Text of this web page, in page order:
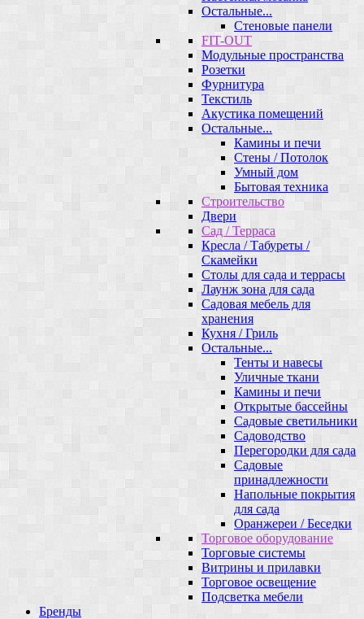
Остальные...
Стеновые панели
FIT-OUT
Модульные пространства
Розетки
Фурнитура
Текстиль
Акустика помещений
Остальные...
Камины и печи
Стены / Потолок
Умный дом
Бытовая техника
Строительство
Двери
Сад / Терраса
Кресла / Табуреты /
Скамейки
Столы для сада и террасы
Лаунж зона для сада
Садовая мебель для
хранения
Кухня / Гриль
Остальные...
Тенты и навесы
Уличные ткани
Камины и печи
Открытые бассейны
Садовые светильники
Садоводство
Перегородки для сада
Садовые
принадлежности
Напольные покрытия
для сада
Оранжереи / Беседки
Торговое оборудование
Торговые системы
Витрины и прилавки
Торговое освещение
Подсветка мебели
Бренды